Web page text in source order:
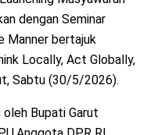
dengan Seminar
Manner bertajuk
Locally, Act Globally,
Sabtu (30/5/2026).
Bupati Garut